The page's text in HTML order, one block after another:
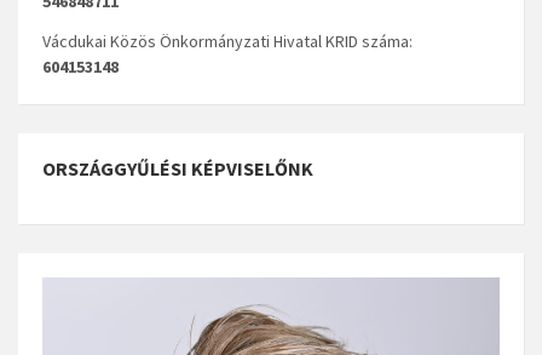
Vácdukai Közös Önkormányzati Hivatal KRID száma:
604153148
ORSZÁGGYŰLÉSI KÉPVISELŐNK